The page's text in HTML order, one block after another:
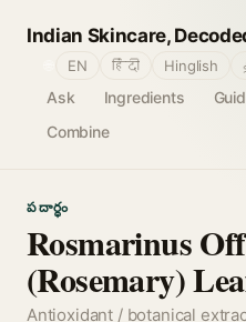
Indian Skincare,
Ask Ingredients
Combine
EN हिंदी Hinglish
పదార్థం
Rosmarinus
(Rosemary)
Antioxidant / botanical